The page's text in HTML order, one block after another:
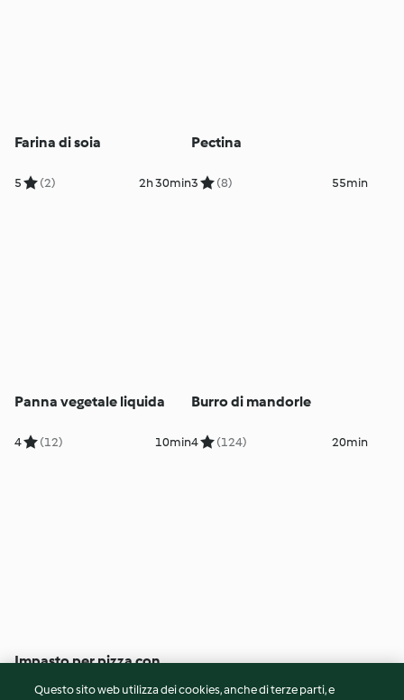
Farina di soia
5 (2) 2h 30min
Pectina
3 (8) 55min
Panna vegetale liquida
4 (12) 10min
Burro di mandorle
4 (124) 20min
Impasto per pizza con
Questo sito web utilizza dei cookies, anche di terze parti, e